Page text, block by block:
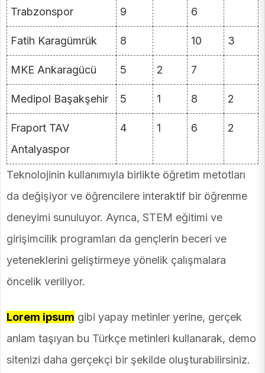
Trabzonspor 9 6
Fatih Karagümrük 8 10 3
MKE Ankaragücü 5 2 7
Medipol Başakşehir 5 1 8 2
Fraport TAV
Antalyaspor
4 1 6 2
Teknolojinin kullanımıyla birlikte öğretim metotları
da değişiyor ve öğrencilere interaktif bir öğrenme
deneyimi sunuluyor. Ayrıca, STEM eğitimi ve
girişimcilik programları da gençlerin beceri ve
yeteneklerini geliştirmeye yönelik çalışmalara
öncelik veriliyor.
Lorem ipsum gibi yapay metinler yerine, gerçek
anlam taşıyan bu Türkçe metinleri kullanarak, demo
sitenizi daha gerçekçi bir şekilde oluşturabilirsiniz.